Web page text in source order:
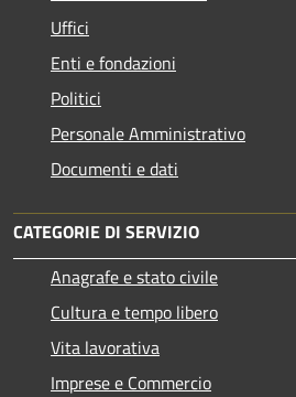
Uffici
Enti e fondazioni
Politici
Personale Amministrativo
Documenti e dati
CATEGORIE DI SERVIZIO
Anagrafe e stato civile
Cultura e tempo libero
Vita lavorativa
Imprese e Commercio